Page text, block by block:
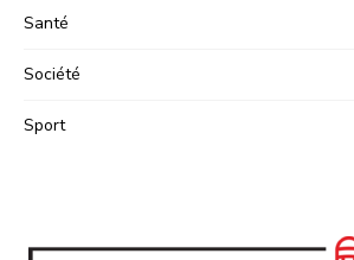
Santé
Société
Sport